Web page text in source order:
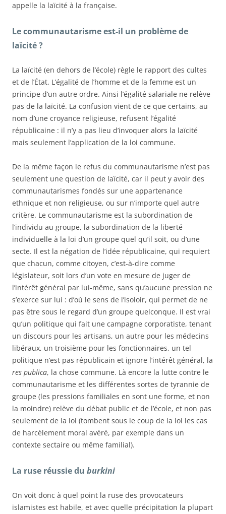
appelle la laïcité à la française.
Le communautarisme est-il un problème de
laïcité ?
La laïcité (en dehors de l’école) règle le rapport des cultes
et de l’État. L’égalité de l’homme et de la femme est un
principe d’un autre ordre. Ainsi l’égalité salariale ne relève
pas de la laïcité. La confusion vient de ce que certains, au
nom d’une croyance religieuse, refusent l’égalité
républicaine : il n’y a pas lieu d’invoquer alors la laïcité
mais seulement l’application de la loi commune.
De la même façon le refus du communautarisme n’est pas
seulement une question de laïcité, car il peut y avoir des
communautarismes fondés sur une appartenance
ethnique et non religieuse, ou sur n’importe quel autre
critère. Le communautarisme est la subordination de
l’individu au groupe, la subordination de la liberté
individuelle à la loi d’un groupe quel qu’il soit, ou d’une
secte. Il est la négation de l’idée républicaine, qui requiert
que chacun, comme citoyen, c’est-à-dire comme
législateur, soit lors d’un vote en mesure de juger de
l’intérêt général par lui-même, sans qu’aucune pression ne
s’exerce sur lui : d’où le sens de l’isoloir, qui permet de ne
pas être sous le regard d’un groupe quelconque. Il est vrai
qu’un politique qui fait une campagne corporatiste, tenant
un discours pour les artisans, un autre pour les médecins
libéraux, un troisième pour les fonctionnaires, un tel
politique n’est pas républicain et ignore l’intérêt général, la
res publica, la chose commune. Là encore la lutte contre le
communautarisme et les différentes sortes de tyrannie de
groupe (les pressions familiales en sont une forme, et non
la moindre) relève du débat public et de l’école, et non pas
seulement de la loi (tombent sous le coup de la loi les cas
de harcèlement moral avéré, par exemple dans un
contexte sectaire ou même familial).
La ruse réussie du burkini
On voit donc à quel point la ruse des provocateurs
islamistes est habile, et avec quelle précipitation la plupart